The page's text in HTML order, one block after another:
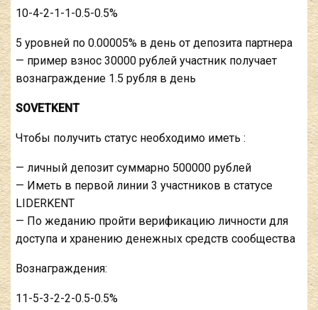
10-4-2-1-1-0.5-0.5%
5 уровней по 0.00005% в день от депозита партнера
— пример взнос 30000 рублей участник получает
вознаграждение 1.5 рубля в день
SOVETKENT
Чтобы получить статус необходимо иметь :
— личный депозит суммарно 500000 рублей
— Иметь в первой линии 3 участников в статусе
LIDERKENT
— По жеданию пройти верификацию личности для
доступа и хранению денежных средств сообщества
Вознаграждения:
11-5-3-2-2-0.5-0.5%